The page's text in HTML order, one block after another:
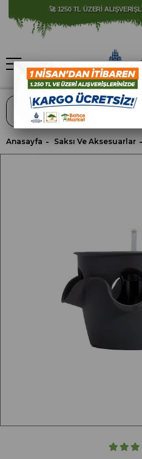
⚠️ SATIŞLARIMIZ YALNIZCA
Anasayfa Saksı Ve Aksesuarlar